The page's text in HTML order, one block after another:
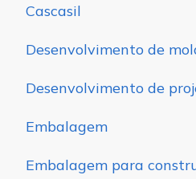
Cascasil
Desenvolvimento de
Desenvolvimento de
Embalagem
Embalagem para